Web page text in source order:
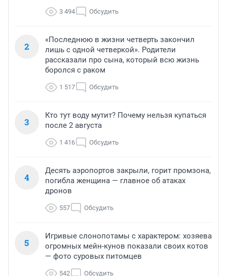
3 494 Обсудить
2
«Последнюю в жизни четверть закончил
лишь с одной четверкой». Родители
рассказали про сына, который всю жизнь
боролся с раком
1 517 Обсудить
3
Кто тут воду мутит? Почему нельзя купаться
после 2 августа
1 416 Обсудить
4
Десять аэропортов закрыли, горит промзона,
погибла женщина — главное об атаках
дронов
557 Обсудить
5
Игривые слонопотамы с характером: хозяева
огромных мейн-кунов показали своих котов
— фото суровых питомцев
542 Обсудить